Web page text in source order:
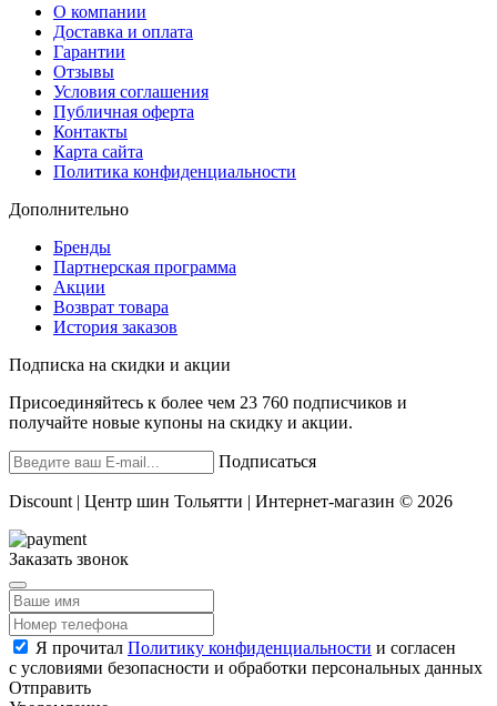
О компании
Доставка и оплата
Гарантии
Отзывы
Условия соглашения
Публичная оферта
Контакты
Карта сайта
Политика конфиденциальности
Дополнительно
Бренды
Партнерская программа
Акции
Возврат товара
История заказов
Подписка на скидки и акции
Присоединяйтесь к более чем 23 760 подписчиков и
получайте новые купоны на скидку и акции.
Подписаться
Discount | Центр шин Тольятти | Интернет-магазин © 2026
Заказать звонок
Я прочитал Политику конфиденциальности и согласен
с условиями безопасности и обработки персональных данных
Отправить